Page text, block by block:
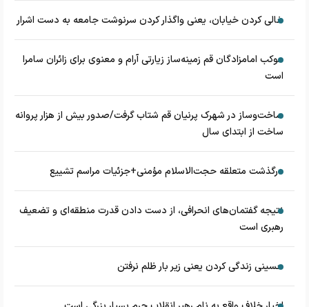
خالی کردن خیابان، یعنی واگذار کردن سرنوشت جامعه به دست اشرار
موکب امامزادگان قم زمینه‌ساز زیارتی آرام و معنوی برای زائران سامرا
است
ساخت‌وساز در شهرک پرنیان قم شتاب گرفت/صدور بیش از هزار پروانه
ساخت از ابتدای سال
درگذشت متعلقه حجت‌الاسلام مؤمنی+جزئیات مراسم تشییع
نتیجه گفتمان‌های انحرافی، از دست دادن قدرت منطقه‌ای و تضعیف
رهبری است
حسینی زندگی کردن یعنی زیر بار ظلم نرفتن